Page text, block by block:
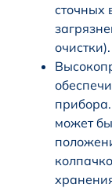
сточных
очистки).
может